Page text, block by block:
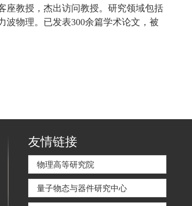
座教授，杰出访问教授。研究领域包括
波物理。已发表300余篇学术论文，被
友情链接
物理高等研究院
量子物态与器件研究中心